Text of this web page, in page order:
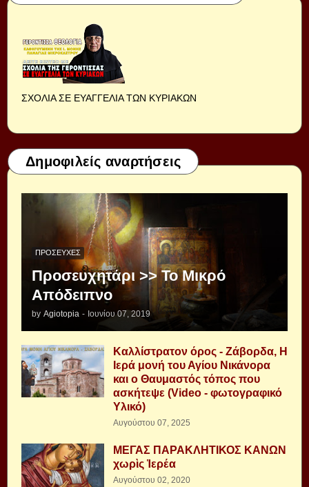
ΣΧΟΛΙΑ ΣΕ ΕΥΑΓΓΕΛΙΑ ΤΩΝ ΚΥΡΙΑΚΩΝ
Δημοφιλείς αναρτήσεις
ΠΡΟΣΕΥΧΈΣ
Προσευχητάρι >> Το Μικρό
Απόδειπνο
by Agiotopia - Ιουνίου 07, 2019
Καλλίστρατον όρος - Ζάβορδα, Η
Ιερά μονή του Αγίου Νικάνορα
και ο Θαυμαστός τόπος που
ασκήτεψε (Video - φωτογραφικό
Υλικό)
Αυγούστου 07, 2025
ΜΕΓΑΣ ΠΑΡΑΚΛΗΤΙΚΟΣ ΚΑΝΩΝ
χωρὶς Ἱερέα
Αυγούστου 02, 2020